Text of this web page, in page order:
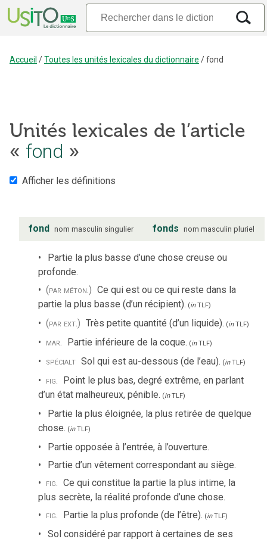
Accueil /Toutes les unités lexicales du dictionnaire /fond
Unités lexicales de l’article
« fond »
Afficher les définitions
fond nom masculin singulier fonds nom masculin pluriel
Partie la plus basse d’une chose creuse ou
profonde.
(par méton.) Ce qui est ou ce qui reste dans la
partie la plus basse (d’un récipient). (inTLF)
(par ext.) Très petite quantité (d’un liquide). (inTLF)
mar. Partie inférieure de la coque. (inTLF)
spécialt Sol qui est au-dessous (de l’eau). (inTLF)
fig. Point le plus bas, degré extrême, en parlant
d’un état malheureux, pénible. (inTLF)
Partie la plus éloignée, la plus retirée de quelque
chose. (inTLF)
Partie opposée à l’entrée, à l’ouverture.
Partie d’un vêtement correspondant au siège.
fig. Ce qui constitue la partie la plus intime, la
plus secrète, la réalité profonde d’une chose.
fig. Partie la plus profonde (de l’être). (inTLF)
Sol considéré par rapport à certaines de ses